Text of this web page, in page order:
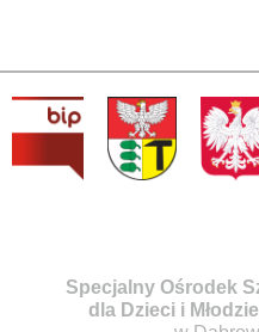
Specjalny Ośrodek
dla Dzieci i